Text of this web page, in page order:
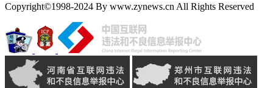
Copyright©1998-2024 By www.zynews.cn All Rights Reserved